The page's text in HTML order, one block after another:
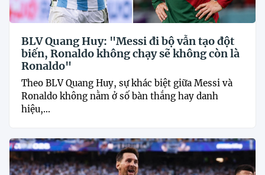
BLV Quang Huy: "Messi đi bộ vẫn tạo đột
biến, Ronaldo không chạy sẽ không còn là
Ronaldo"
Theo BLV Quang Huy, sự khác biệt giữa Messi và
Ronaldo không nằm ở số bàn thắng hay danh
hiệu,...